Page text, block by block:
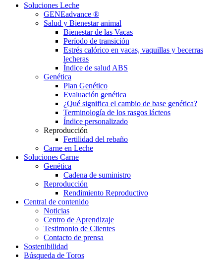
Soluciones Leche
GENEadvance ®
Salud y Bienestar animal
Bienestar de las Vacas
Período de transición
Estrés calórico en vacas, vaquillas y becerras
lecheras
Índice de salud ABS
Genética
Plan Genético
Evaluación genética
¿Qué significa el cambio de base genética?
Terminología de los rasgos lácteos
Índice personalizado
Reproducción
Fertilidad del rebaño
Carne en Leche
Soluciones Carne
Genética
Cadena de suministro
Reproducción
Rendimiento Reproductivo
Central de contenido
Noticias
Centro de Aprendizaje
Testimonio de Clientes
Contacto de prensa
Sostenibilidad
Búsqueda de Toros